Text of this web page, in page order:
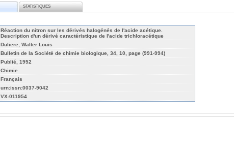
STATISTIQUES
Réaction du nitron sur les dérivés halogénés de l'acide acétique.
Description d'un dérivé caractéristique de l'acide trichloracétique
Duliere, Walter Louis
Bulletin de la Société de chimie biologique, 34, 10, page (991-994)
Publié, 1952
Chimie
Français
urn:issn:0037-9042
VX-011954